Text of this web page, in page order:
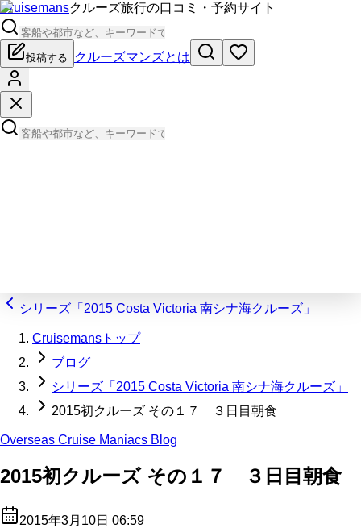
Cruisemansクルーズ旅行の口コミ・予約サイト
投稿する クルーズマンズとは
シリーズ「2015 Costa Victoria 南シナ海クルーズ」
Cruisemansトップ
ブログ
シリーズ「2015 Costa Victoria 南シナ海クルーズ」
2015初クルーズ その１７ ３日目朝食
Overseas Cruise Maniacs Blog
2015初クルーズ その１７ ３日目朝食
2015年3月10日 06:59